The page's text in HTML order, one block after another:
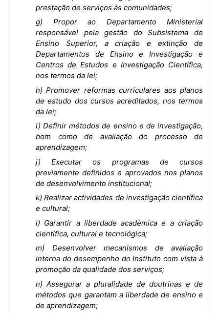
prestação de serviços às comunidades;
g) Propor ao Departamento Ministerial
responsável pela gestão do Subsistema de
Ensino Superior, a criação e extinção de
Departamentos de Ensino e Investigação e
Centros de Estudos e Investigação Científica,
nos termos da lei;
h) Promover reformas curriculares aos planos
de estudo dos cursos acreditados, nos termos
da lei;
i) Definir métodos de ensino e de investigação,
bem como de avaliação do processo de
aprendizagem;
j) Executar os programas de cursos
previamente definidos e aprovados nos planos
de desenvolvimento institucional;
k) Realizar actividades de investigação científica
e cultural;
l) Garantir a liberdade académica e a criação
científica, cultural e tecnológica;
m) Desenvolver mecanismos de avaliação
interna do desempenho do Instituto com vista à
promoção da qualidade dos serviços;
n) Assegurar a pluralidade de doutrinas e de
métodos que garantam a liberdade de ensino e
de aprendizagem;